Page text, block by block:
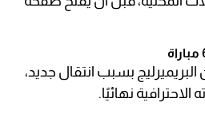
بسبب انتقال جديد،
نهائيًا.